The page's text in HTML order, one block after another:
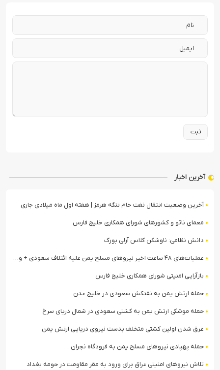
آخرین اخبار
آخرین وضعیت انتقال نفت خام تنگه هرمز | هفته اول ماه میلادی جاری
معمای ناتو و کشورهای شورای همکاری خلیج فارس
دانش نظامی: ناوشکن کلاس آرلی بورک
عملیات‌های ۴۸ ساعت اخیر نیروهای مسلح یمن علیه ائتلاف سعودی + ویدیو
بازآرایی امنیتی شورای همکاری خلیج فارس
حمله ارتش یمن به نفتکش سعودی در خلیج عدن
حمله موشکی ارتش یمن به کشتی سعودی در شمال دریای سرخ
غرق شدن اولین کشتی متخلف بدست نیروی دریایی ارتش یمن
حمله پهپادی نیروهای مسلح یمن به فرودگاه نجران
تلاش نیروهای امنیتی عراق برای ورود به مقر مقاومت در حومه بغداد